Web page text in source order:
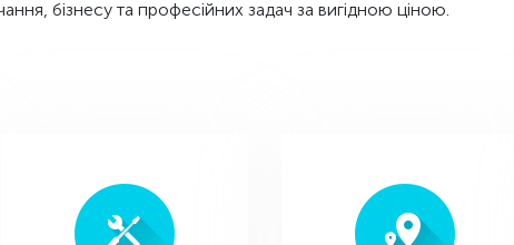
бізнесу та професійних задач за вигідною ціною.